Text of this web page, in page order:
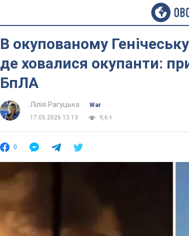
В окупованому
де ховалися окупанти:
БпЛА
Лілія Рагуцька
War
17.05.2026 13:13
9,6 т.
0